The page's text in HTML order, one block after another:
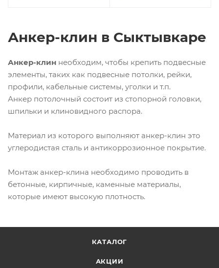
Анкер-клин в Сыктывкаре
Анкер-клин необходим, чтобы крепить подвесные
элементы, таких как подвесные потолки, рейки,
профили, кабельные системы, уголки и т.п.
Анкер потолочный состоит из стопорной головки,
шпильки и клиновидного распора.
Материал из которого выполняют анкер-клин это
углеродистая сталь и антикоррозионное покрытие.
Монтаж анкер-клина необходимо проводить в
бетонные, кирпичные, каменные материалы,
которые имеют высокую плотность.
КАТАЛОГ
АКЦИИ